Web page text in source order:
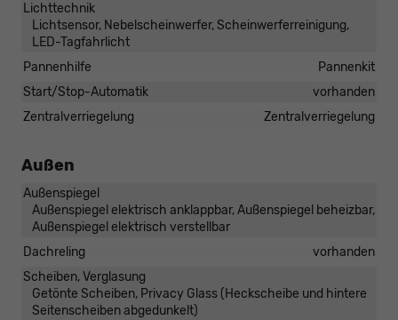
Lichttechnik
Lichtsensor, Nebelscheinwerfer, Scheinwerferreinigung,
LED-Tagfahrlicht
Pannenhilfe
Pannenkit
Start/Stop-Automatik
vorhanden
Zentralverriegelung
Zentralverriegelung
Außen
Außenspiegel
Außenspiegel elektrisch anklappbar, Außenspiegel beheizbar,
Außenspiegel elektrisch verstellbar
Dachreling
vorhanden
Scheiben, Verglasung
Getönte Scheiben, Privacy Glass (Heckscheibe und hintere
Seitenscheiben abgedunkelt)